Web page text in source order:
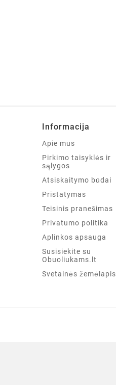
Informacija
Apie mus
Pirkimo taisyklės ir
sąlygos
Atsiskaitymo būdai
Pristatymas
Teisinis pranešimas
Privatumo politika
Aplinkos apsauga
Susisiekite su
Obuoliukams.lt
Svetainės žemėlapis